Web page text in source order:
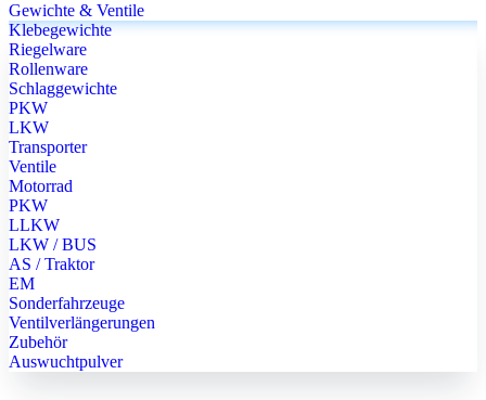
Gewichte & Ventile
Klebegewichte
Riegelware
Rollenware
Schlaggewichte
PKW
LKW
Transporter
Ventile
Motorrad
PKW
LLKW
LKW / BUS
AS / Traktor
EM
Sonderfahrzeuge
Ventilverlängerungen
Zubehör
Auswuchtpulver